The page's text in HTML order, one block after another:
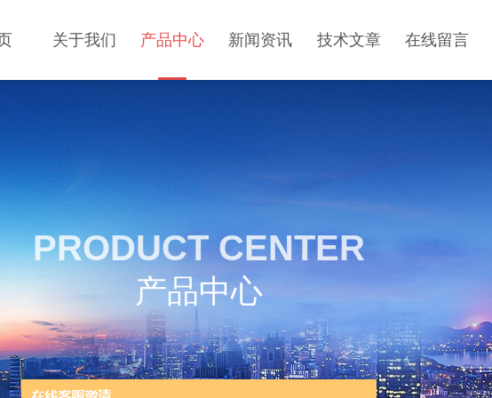
关于我们 产品中心 新闻资讯 技术文章 在线留言
PRODUCT CENTER
产品中心